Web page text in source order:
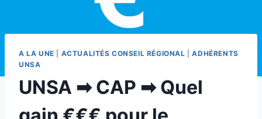
A LA UNE ACTUALITÉS CONSEIL RÉGIONAL |ADHÉRENTS
UNSA
UNSA ➡ CAP ➡ Quel